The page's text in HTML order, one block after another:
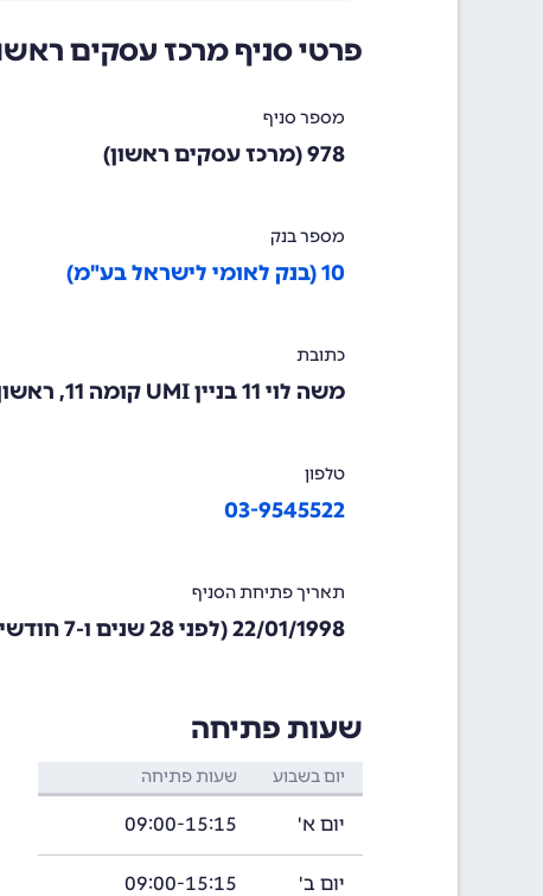
פרטי סניף מרכז עסקים
מספר סניף
978 (מרכז עסקים ראשון)
מספר בנק
10 (בנק לאומי לישראל בע"מ)
כתובת
משה לוי 11 בניין UMI קומה 11, ראשון לציון, 7565828
טלפון
03-9545522
תאריך פתיחת הסניף
22/01/1998(לפני 28 שנים ו-7 חודשים)
שעות פתיחה
יום בשבוע שעות פתיחה
יום א' 09:00-15:15
יום ב' 09:00-15:15